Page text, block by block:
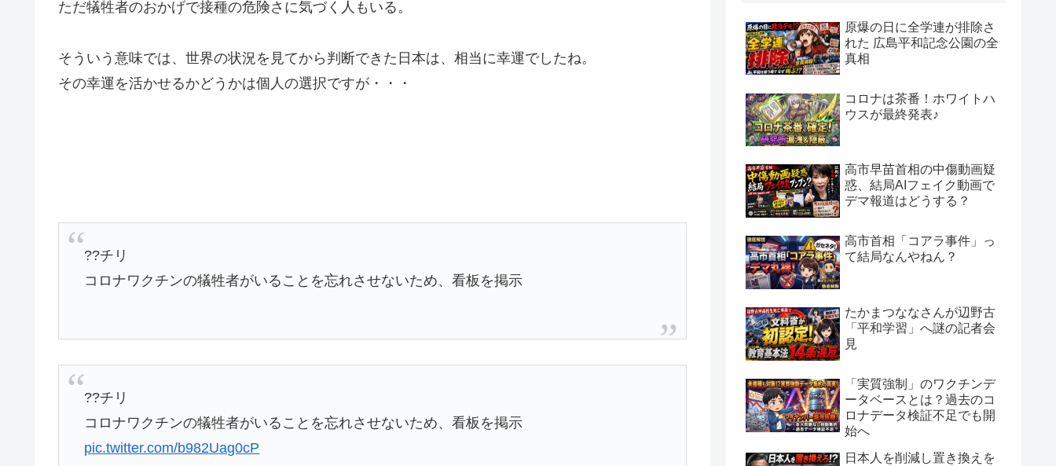
ただ犠牲者のおかげで接種の危険さに気づく人もいる。
そういう意味では、世界の状況を見てから判断できた日本は、相当に幸運でしたね。
その幸運を活かせるかどうかは個人の選択ですが・・・
??チリ
コロナワクチンの犠牲者がいることを忘れさせないため、看板を掲示
??チリ
コロナワクチンの犠牲者がいることを忘れさせないため、看板を掲示
pic.twitter.com/b982Uag0cP
原爆の日に全学連が排除さ
れた 広島平和記念公園の全
真相
コロナは茶番！ホワイトハ
ウスが最終発表♪
高市早苗首相の中傷動画疑
惑、結局AIフェイク動画で
デマ報道はどうする？
高市首相「コアラ事件」っ
て結局なんやねん？
たかまつななさんが辺野古
「平和学習」へ謎の記者会
見
「実質強制」のワクチンデ
ータベースとは？過去のコ
ロナデータ検証不足でも開
始へ
日本人を削減し置き換えを